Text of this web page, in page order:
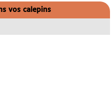
vos calepins